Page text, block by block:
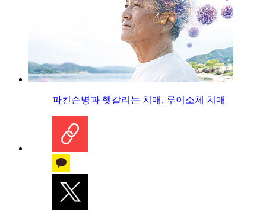
파킨슨병과 헷갈리는 치매, 루이소체 치매